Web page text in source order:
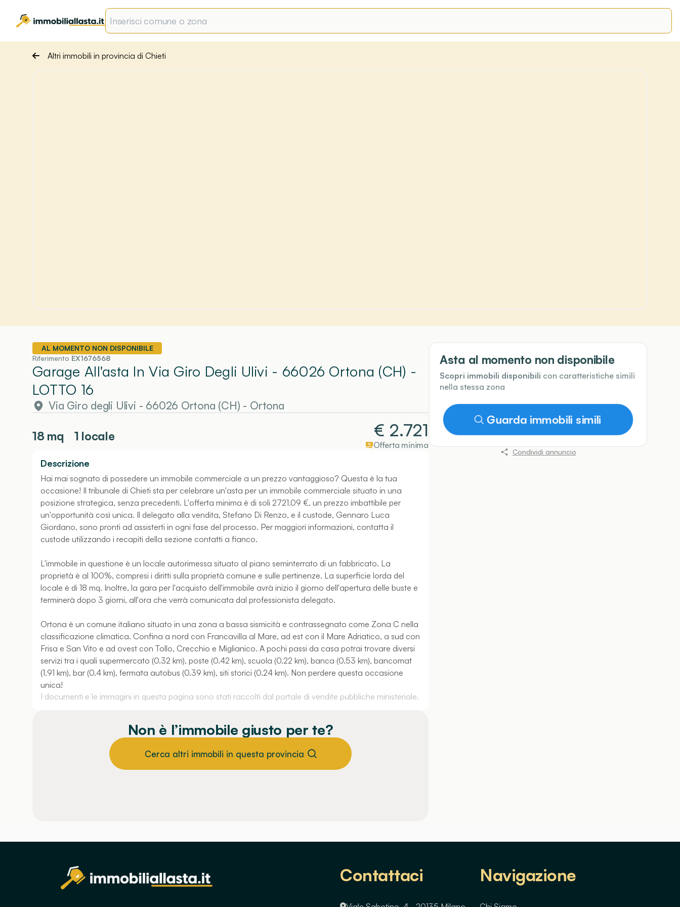
Altri immobili in provincia di Chieti
AL MOMENTO NON DISPONIBILE
Riferimento EX1676568
Garage All'asta In Via Giro Degli Ulivi - 66026 Ortona (CH) -
LOTTO 16
Via Giro degli Ulivi - 66026 Ortona (CH) - Ortona
18 mq 1 locale € 2.721
Offerta minima
Descrizione
Hai mai sognato di possedere un immobile commerciale a un prezzo vantaggioso? Questa è la tua
occasione! Il tribunale di Chieti sta per celebrare un'asta per un immobile commerciale situato in una
posizione strategica, senza precedenti. L'offerta minima è di soli 2721.09 €, un prezzo imbattibile per
un'opportunità così unica. Il delegato alla vendita, Stefano Di Renzo, e il custode, Gennaro Luca
Giordano, sono pronti ad assisterti in ogni fase del processo. Per maggiori informazioni, contatta il
custode utilizzando i recapiti della sezione contatti a fianco.
L'immobile in questione è un locale autorimessa situato al piano seminterrato di un fabbricato. La
proprietà è al 100%, compresi i diritti sulla proprietà comune e sulle pertinenze. La superficie lorda del
locale è di 18 mq. Inoltre, la gara per l'acquisto dell'immobile avrà inizio il giorno dell'apertura delle buste e
terminerà dopo 3 giorni, all'ora che verrà comunicata dal professionista delegato.
Ortona è un comune italiano situato in una zona a bassa sismicità e contrassegnato come Zona C nella
classificazione climatica. Confina a nord con Francavilla al Mare, ad est con il Mare Adriatico, a sud con
Frisa e San Vito e ad ovest con Tollo, Crecchio e Miglianico. A pochi passi da casa potrai trovare diversi
servizi tra i quali supermercato (0.32 km), poste (0.42 km), scuola (0.22 km), banca (0.53 km), bancomat
(1.91 km), bar (0.4 km), fermata autobus (0.39 km), siti storici (0.24 km). Non perdere questa occasione
unica!
I documenti e le immagini in questa pagina sono stati raccolti dal portale di vendite pubbliche ministeriale.
Non è l’immobile giusto per te?
Cerca altri immobili in questa provincia
Asta al momento non disponibile
Scopri immobili disponibili con caratteristiche simili
nella stessa zona
Guarda immobili simili
Condividi annuncio
Contattaci Navigazione